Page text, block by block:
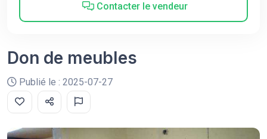
Contacter le vendeur
Don de meubles
Publié le : 2025-07-27